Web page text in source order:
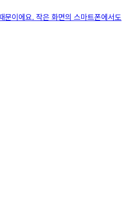
문이에요. 작은 화면의 스마트폰에서도